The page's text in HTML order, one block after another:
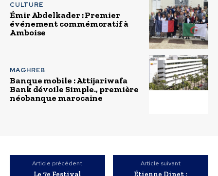
CULTURE
Émir Abdelkader : Premier
événement commémoratif à
Amboise
MAGHREB
Banque mobile : Attijariwafa
Bank dévoile Simple., première
néobanque marocaine
Article précédent
Le 7e Festival
Article suivant
Étienne Dinet :